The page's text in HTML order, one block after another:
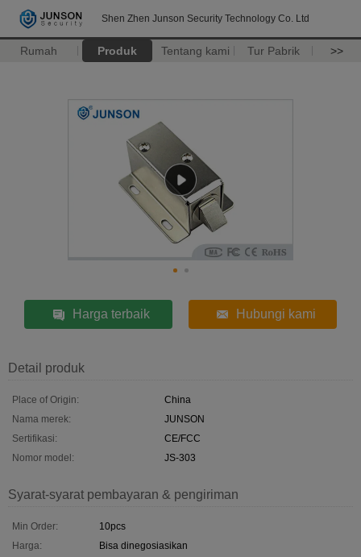
Shen Zhen Junson Security Technology Co. Ltd
Rumah Produk Tentang kami Tur Pabrik >>
Harga terbaik Hubungi kami
Detail produk
Place of Origin:
China
Nama merek:
JUNSON
Sertifikasi:
CE/FCC
Nomor model:
JS-303
Syarat-syarat pembayaran & pengiriman
Min Order:
10pcs
Harga:
Bisa dinegosiasikan